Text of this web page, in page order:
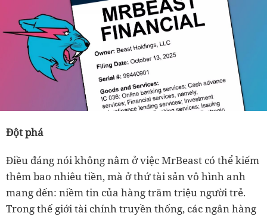
Đột phá
Điều đáng nói không nằm ở việc MrBeast có thể kiếm
thêm bao nhiêu tiền, mà ở thứ tài sản vô hình anh
mang đến: niềm tin của hàng trăm triệu người trẻ.
Trong thế giới tài chính truyền thống, các ngân hàng